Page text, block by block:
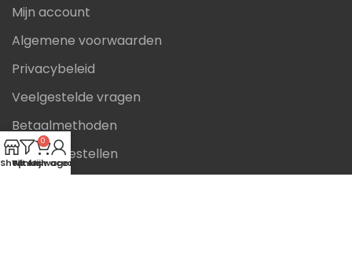
Mijn account
Algemene voorwaarden
Privacybeleid
Veelgestelde vragen
Betaalmethoden
Zakelijk bestellen
ShopFilters
0
Winkelwagen
Mijn account